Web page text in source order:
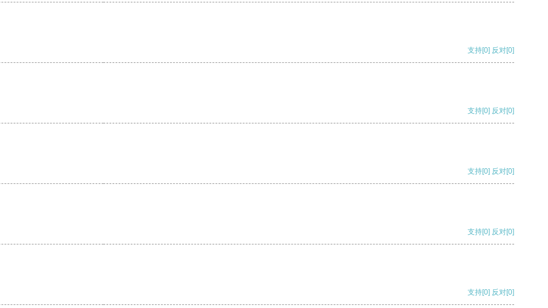
支持[0] 反对[0]
支持[0] 反对[0]
支持[0] 反对[0]
支持[0] 反对[0]
支持[0] 反对[0]